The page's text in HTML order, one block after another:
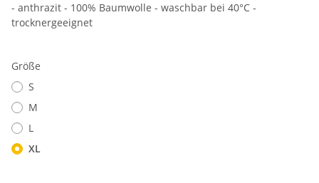
- anthrazit - 100% Baumwolle - waschbar bei 40°C -
trocknergeeignet
Größe
S
M
L
XL